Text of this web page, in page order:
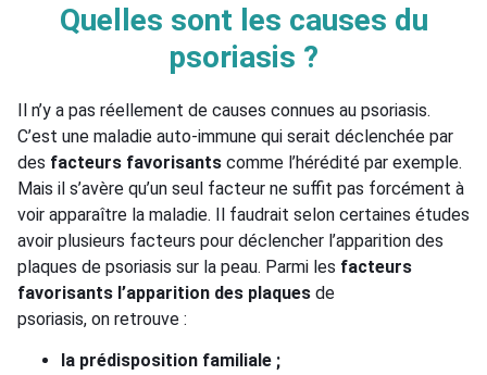
Quelles sont les causes du
psoriasis ?
Il n’y a pas réellement de causes connues au psoriasis.
C’est une maladie auto-immune qui serait déclenchée par
des facteurs favorisants comme l’hérédité par exemple.
Mais il s’avère qu’un seul facteur ne suffit pas forcément à
voir apparaître la maladie. Il faudrait selon certaines études
avoir plusieurs facteurs pour déclencher l’apparition des
plaques de psoriasis sur la peau. Parmi les facteurs
favorisants l’apparition des plaques de
psoriasis, on retrouve :
la prédisposition familiale ;